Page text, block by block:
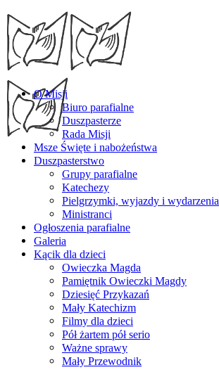
O Misji
Biuro parafialne
Duszpasterze
Rada Misji
Msze Święte i nabożeństwa
Duszpasterstwo
Grupy parafialne
Katechezy
Pielgrzymki, wyjazdy i wydarzenia
Ministranci
Ogłoszenia parafialne
Galeria
Kącik dla dzieci
Owieczka Magda
Pamiętnik Owieczki Magdy
Dziesięć Przykazań
Mały Katechizm
Filmy dla dzieci
Pół żartem pół serio
Ważne sprawy
Mały Przewodnik